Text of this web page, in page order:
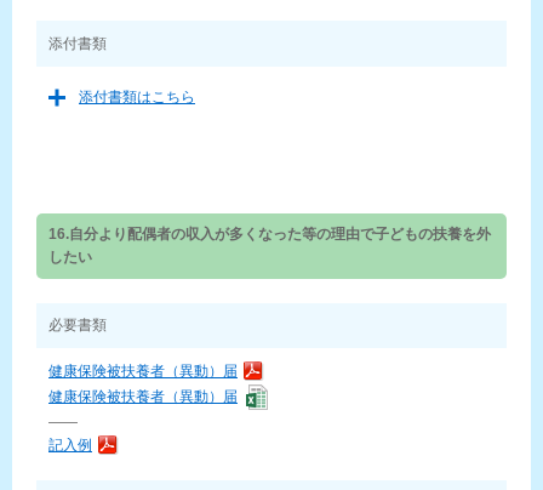
添付書類
添付書類はこちら
16.自分より配偶者の収入が多くなった等の理由で子どもの扶養を外
したい
必要書類
健康保険被扶養者（異動）届
健康保険被扶養者（異動）届
——
記入例